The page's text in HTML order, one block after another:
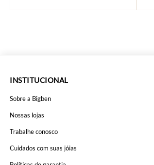
INSTITUCIONAL
Sobre a Bigben
Nossas lojas
Trabalhe conosco
Cuidados com suas jóias